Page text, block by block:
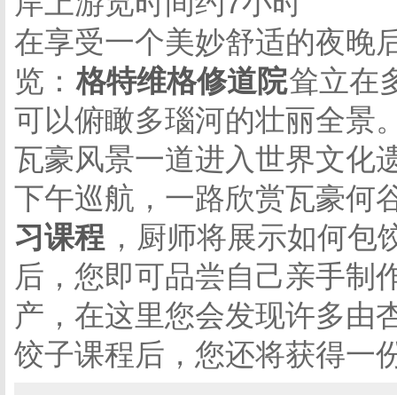
在享受一个美妙舒适的夜晚
览： 格特维格修道院耸立在
可以俯瞰多瑙河的壮丽全景
瓦豪风景一道进入世界文化
下午巡航，一路欣赏瓦豪何
习课程 ，厨师将展示如何
后，您即可品尝自己亲手制
产，在这里您会发现许多由
饺子课程后，您还将获得一